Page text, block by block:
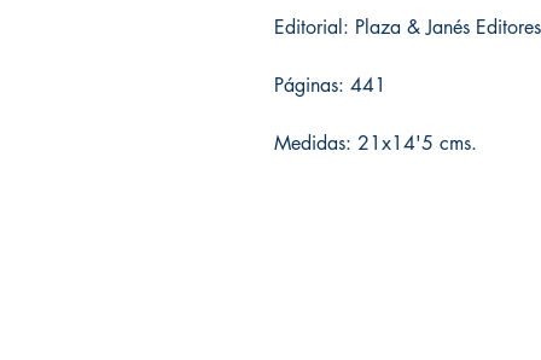
Editorial: Plaza & Janés
Páginas: 441
Medidas: 21x14'5 cms.